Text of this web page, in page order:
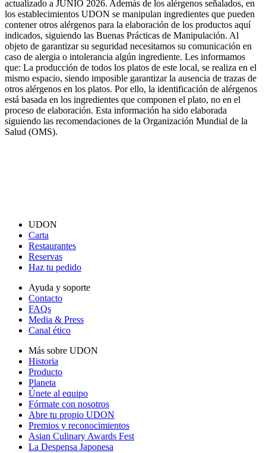
actualizado a JUNIO 2026. Además de los alérgenos señalados, en
los establecimientos UDON se manipulan ingredientes que pueden
contener otros alérgenos para la elaboración de los productos aquí
indicados, siguiendo las Buenas Prácticas de Manipulación. Al
objeto de garantizar su seguridad necesitamos su comunicación en
caso de alergia o intolerancia algún ingrediente. Les informamos
que: La producción de todos los platos de este local, se realiza en el
mismo espacio, siendo imposible garantizar la ausencia de trazas de
otros alérgenos en los platos. Por ello, la identificación de alérgenos
está basada en los ingredientes que componen el plato, no en el
proceso de elaboración. Esta información ha sido elaborada
siguiendo las recomendaciones de la Organización Mundial de la
Salud (OMS).
UDON
Carta
Restaurantes
Reservas
Haz tu pedido
Ayuda y soporte
Contacto
FAQs
Media & Press
Canal ético
Más sobre UDON
Historia
Producto
Planeta
Únete al equipo
Fórmate con nosotros
Abre tu propio UDON
Premios y reconocimientos
Asian Culinary Awards Fest
La Despensa Japonesa